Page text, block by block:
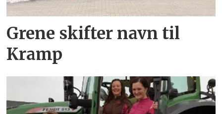
Grene skifter navn til
Kramp